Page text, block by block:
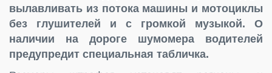
вылавливать из потока машины и мотоциклы
без глушителей и с громкой музыкой. О
наличии на дороге шумомера водителей
предупредит специальная табличка.